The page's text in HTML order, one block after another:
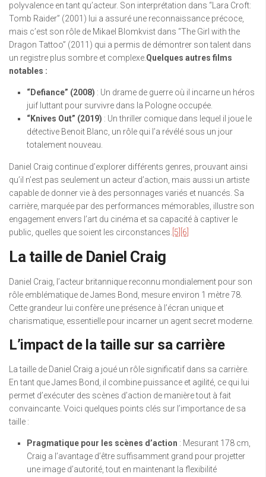
polyvalence en tant qu’acteur. Son interprétation dans “Lara Croft:
Tomb Raider” (2001) lui a assuré une reconnaissance précoce,
mais c’est son rôle de Mikael Blomkvist dans “The Girl with the
Dragon Tattoo” (2011) qui a permis de démontrer son talent dans
un registre plus sombre et complexe.Quelques autres films
notables :
“Defiance” (2008) : Un drame de guerre où il incarne un héros
juif luttant pour survivre dans la Pologne occupée.
“Knives Out” (2019) : Un thriller comique dans lequel il joue le
détective Benoit Blanc, un rôle qui l’a révélé sous un jour
totalement nouveau.
Daniel Craig continue d’explorer différents genres, prouvant ainsi
qu’il n’est pas seulement un acteur d’action, mais aussi un artiste
capable de donner vie à des personnages variés et nuancés. Sa
carrière, marquée par des performances mémorables, illustre son
engagement envers l’art du cinéma et sa capacité à captiver le
public, quelles que soient les circonstances. [5] [6]
La taille de Daniel Craig
Daniel Craig, l’acteur britannique reconnu mondialement pour son
rôle emblématique de James Bond, mesure environ 1 mètre 78.
Cette grandeur lui confère une présence à l’écran unique et
charismatique, essentielle pour incarner un agent secret moderne.
L’impact de la taille sur sa carrière
La taille de Daniel Craig a joué un rôle significatif dans sa carrière.
En tant que James Bond, il combine puissance et agilité, ce qui lui
permet d’exécuter des scènes d’action de manière tout à fait
convaincante. Voici quelques points clés sur l’importance de sa
taille :
Pragmatique pour les scènes d’action : Mesurant 178 cm,
Craig a l’avantage d’être suffisamment grand pour projetter
une image d’autorité, tout en maintenant la flexibilité